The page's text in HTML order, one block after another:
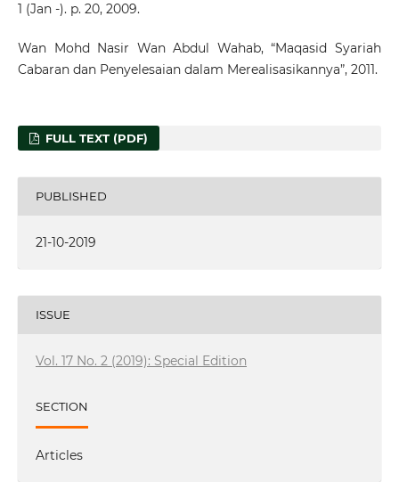
1 (Jan -). p. 20, 2009.
Wan Mohd Nasir Wan Abdul Wahab, “Maqasid Syariah
Cabaran dan Penyelesaian dalam Merealisasikannya”, 2011.
FULL TEXT (PDF)
PUBLISHED
21-10-2019
ISSUE
Vol. 17 No. 2 (2019): Special Edition
SECTION
Articles